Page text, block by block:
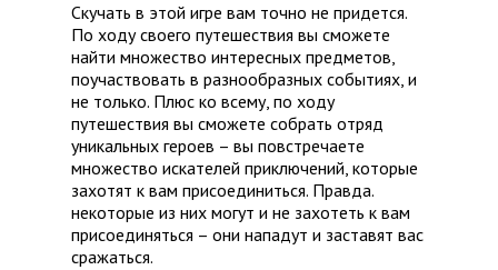
Скучать в этой игре вам точно не придется.
По ходу своего путешествия вы сможете
найти множество интересных предметов,
поучаствовать в разнообразных событиях, и
не только. Плюс ко всему, по ходу
путешествия вы сможете собрать отряд
уникальных героев – вы повстречаете
множество искателей приключений, которые
захотят к вам присоединиться. Правда.
некоторые из них могут и не захотеть к вам
присоединяться – они нападут и заставят вас
сражаться.